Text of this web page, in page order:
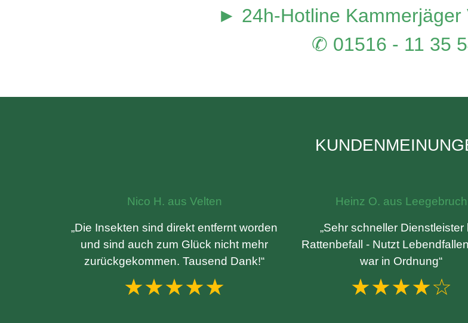
► 24h-Hotline
✆ 01516 - 11 35
Nico H. aus Velten
„Die Insekten sind direkt entfernt worden
und sind auch zum Glück nicht mehr
zurückgekommen. Tausend Dank!“
★★★★★
Heinz O. aus Leegebruch
„Sehr schneller Dienstleister
Rattenbefall - Nutzt
war in Ordnung“
★★★★☆